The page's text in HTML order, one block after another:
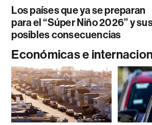
Los países que ya se preparan
para el “Súper Niño 2026” y
posibles consecuencias
Económicas e